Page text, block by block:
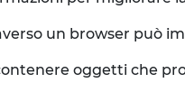
un browser può
oggetti che